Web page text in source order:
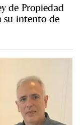
de Propiedad
su intento de